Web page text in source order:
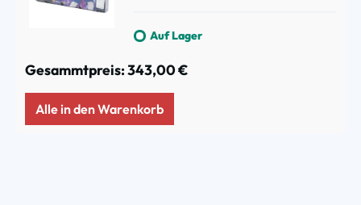
Auf Lager
Gesammtpreis:343,00 €
Alle in den Warenkorb